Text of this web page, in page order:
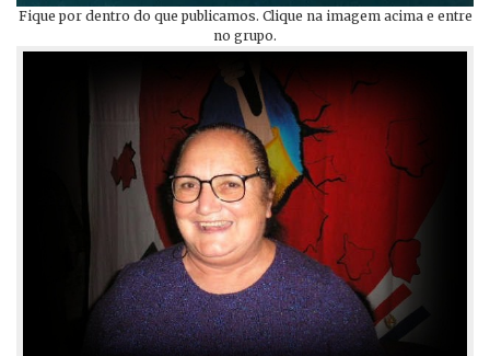
Fique por dentro do que publicamos. Clique na imagem acima e entre
no grupo.